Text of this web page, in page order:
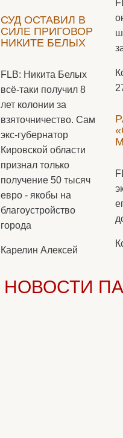
СУД ОСТАВИЛ В
СИЛЕ ПРИГОВОР
НИКИТЕ БЕЛЫХ
FLB: Никита Белых
всё-таки получил 8
лет колонии за
взяточничество. Сам
экс-губернатор
Кировской области
признал только
получение 50 тысяч
евро - якобы на
благоустройство
города
Карелин Алексей
НОВОСТИ